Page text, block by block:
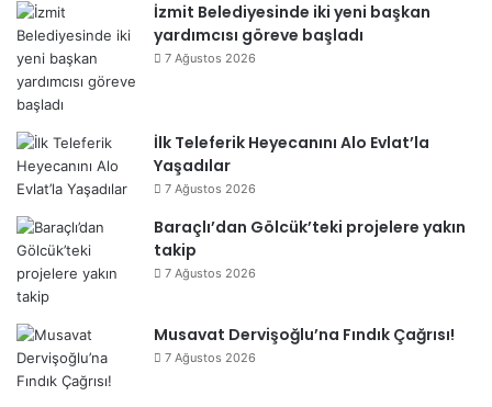
İzmit Belediyesinde iki yeni başkan
yardımcısı göreve başladı
7 Ağustos 2026
İlk Teleferik Heyecanını Alo Evlat’la
Yaşadılar
7 Ağustos 2026
Baraçlı’dan Gölcük’teki projelere yakın
takip
7 Ağustos 2026
Musavat Dervişoğlu’na Fındık Çağrısı!
7 Ağustos 2026